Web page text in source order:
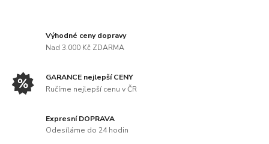
Výhodné ceny dopravy
Nad 3.000 Kč ZDARMA
GARANCE nejlepší CENY
Ručíme nejlepší cenu v ČR
Expresní DOPRAVA
Odesíláme do 24 hodin